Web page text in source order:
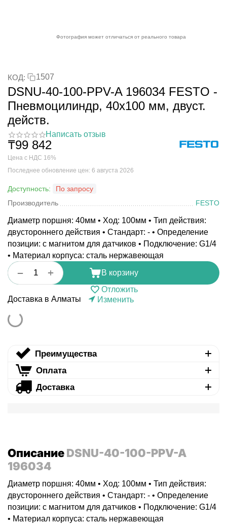
Фотография может отличаться от реального товара
КОД: 1507
DSNU-40-100-PPV-A 196034 FESTO -
Пневмоцилиндр, 40x100 мм, двуст.
действ.
Написать отзыв
₸99 842
Цена с НДС 16%
Последнее обновление цен: 6 августа 2026
Доступность:
По запросу
Производитель
FESTO
Диаметр поршня: 40мм • Ход: 100мм • Тип действия:
двустороннего действия • Стандарт: - • Определение
позиции: с магнитом для датчиков • Подключение: G1/4
• Материал корпуса: сталь нержавеющая
+
−
В корзину
Отложить
Доставка в Алматы
Изменить
Преимущества
Оплата
Доставка
ОписаниеDSNU-40-100-PPV-A
196034
Диаметр поршня: 40мм • Ход: 100мм • Тип действия:
двустороннего действия • Стандарт: - • Определение
позиции: с магнитом для датчиков • Подключение: G1/4
• Материал корпуса: сталь нержавеющая